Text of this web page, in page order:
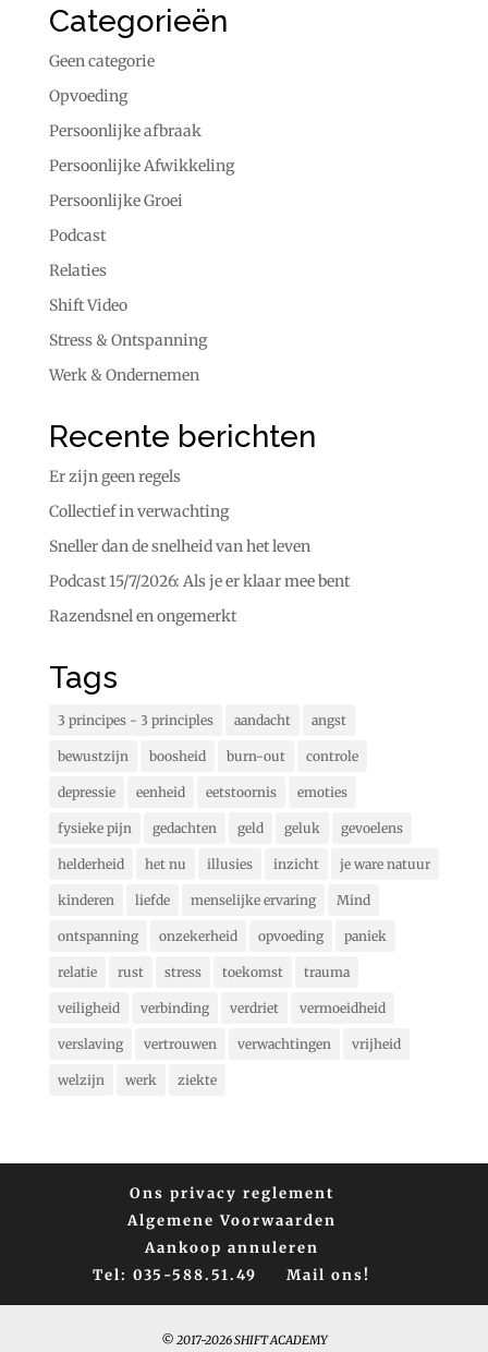
Categorieën
Geen categorie
Opvoeding
Persoonlijke afbraak
Persoonlijke Afwikkeling
Persoonlijke Groei
Podcast
Relaties
Shift Video
Stress & Ontspanning
Werk & Ondernemen
Recente berichten
Er zijn geen regels
Collectief in verwachting
Sneller dan de snelheid van het leven
Podcast 15/7/2026: Als je er klaar mee bent
Razendsnel en ongemerkt
Tags
3 principes - 3 principles aandacht angst
bewustzijn boosheid burn-out controle
depressie eenheid eetstoornis emoties
fysieke pijn gedachten geld geluk gevoelens
helderheid het nu illusies inzicht je ware natuur
kinderen liefde menselijke ervaring Mind
ontspanning onzekerheid opvoeding paniek
relatie rust stress toekomst trauma
veiligheid verbinding verdriet vermoeidheid
verslaving vertrouwen verwachtingen vrijheid
welzijn werk ziekte
Ons privacy reglement
Algemene Voorwaarden
Aankoop annuleren
Tel: 035-588.51.49
Mail ons!
© 2017-2026 SHIFT ACADEMY